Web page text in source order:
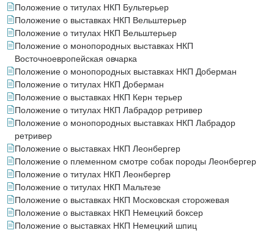
Положение о титулах НКП Бультерьер
Положение о выставках НКП Вельштерьер
Положение о титулах НКП Вельштерьер
Положение о монопородных выставках НКП
Восточноевропейская овчарка
Положение о монопородных выставках НКП Доберман
Положение о титулах НКП Доберман
Положение о выставках НКП Керн терьер
Положение о титулах НКП Лабрадор ретривер
Положение о монопородных выставках НКП Лабрадор
ретривер
Положение о выставках НКП Леонбергер
Положение о племенном смотре собак породы Леонбергер
Положение о титулах НКП Леонбергер
Положение о титулах НКП Мальтезе
Положение о выставках НКП Московская сторожевая
Положение о выставках НКП Немецкий боксер
Положение о выставках НКП Немецкий шпиц